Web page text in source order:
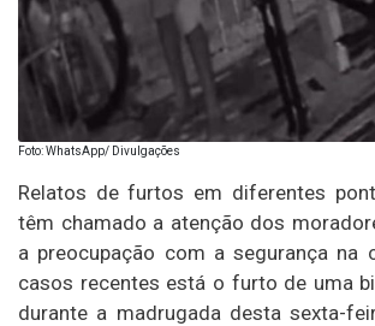
Foto: WhatsApp/ Divulgações
Relatos de furtos em diferentes
têm chamado a atenção dos
a preocupação com a segurança na
casos recentes está o furto de uma
durante a madrugada desta sexta-